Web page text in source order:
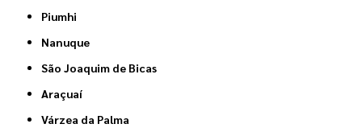
Piumhi
Nanuque
São Joaquim de Bicas
Araçuaí
Várzea da Palma